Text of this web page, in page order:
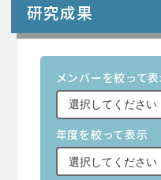
研究成果
メンバーを絞って
年度を絞って表示